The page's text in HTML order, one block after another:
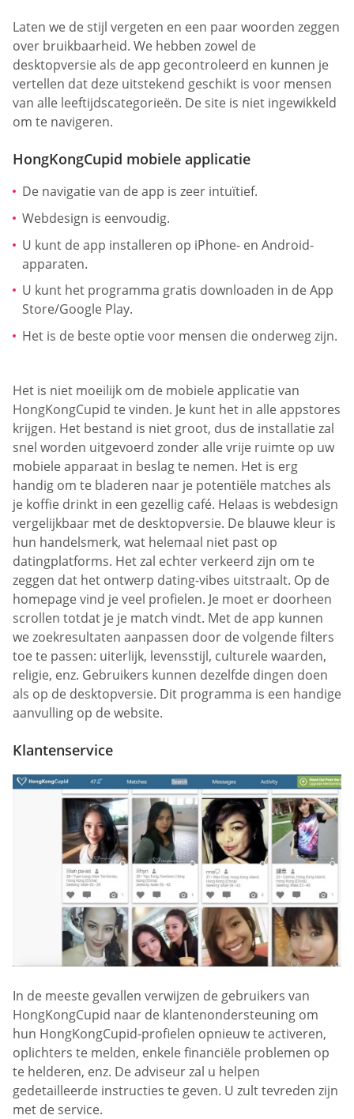
Laten we de stijl vergeten en een paar woorden zeggen
over bruikbaarheid. We hebben zowel de
desktopversie als de app gecontroleerd en kunnen je
vertellen dat deze uitstekend geschikt is voor mensen
van alle leeftijdscategorieën. De site is niet ingewikkeld
om te navigeren.
HongKongCupid mobiele applicatie
De navigatie van de app is zeer intuïtief.
Webdesign is eenvoudig.
U kunt de app installeren op iPhone- en Android-
apparaten.
U kunt het programma gratis downloaden in de App
Store/Google Play.
Het is de beste optie voor mensen die onderweg zijn.
Het is niet moeilijk om de mobiele applicatie van
HongKongCupid te vinden. Je kunt het in alle appstores
krijgen. Het bestand is niet groot, dus de installatie zal
snel worden uitgevoerd zonder alle vrije ruimte op uw
mobiele apparaat in beslag te nemen. Het is erg
handig om te bladeren naar je potentiële matches als
je koffie drinkt in een gezellig café. Helaas is webdesign
vergelijkbaar met de desktopversie. De blauwe kleur is
hun handelsmerk, wat helemaal niet past op
datingplatforms. Het zal echter verkeerd zijn om te
zeggen dat het ontwerp dating-vibes uitstraalt. Op de
homepage vind je veel profielen. Je moet er doorheen
scrollen totdat je je match vindt. Met de app kunnen
we zoekresultaten aanpassen door de volgende filters
toe te passen: uiterlijk, levensstijl, culturele waarden,
religie, enz. Gebruikers kunnen dezelfde dingen doen
als op de desktopversie. Dit programma is een handige
aanvulling op de website.
Klantenservice
In de meeste gevallen verwijzen de gebruikers van
HongKongCupid naar de klantenondersteuning om
hun HongKongCupid-profielen opnieuw te activeren,
oplichters te melden, enkele financiële problemen op
te helderen, enz. De adviseur zal u helpen
gedetailleerde instructies te geven. U zult tevreden zijn
met de service.